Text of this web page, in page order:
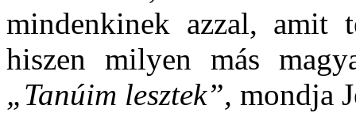
mindenkinek azzal, amit
hiszen milyen más
„Tanúim lesztek”, mondja